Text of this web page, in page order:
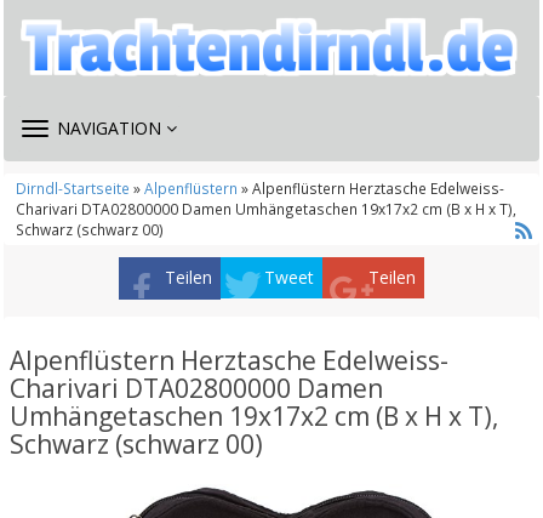
TOGGLE
NAVIGATION
Dirndl-Startseite »Alpenflüstern » Alpenflüstern Herztasche Edelweiss-
Charivari DTA02800000 Damen Umhängetaschen 19x17x2 cm (B x H x T),
Schwarz (schwarz 00)
Teilen Tweet Teilen
Alpenflüstern Herztasche Edelweiss-
Charivari DTA02800000 Damen
Umhängetaschen 19x17x2 cm (B x H x T),
Schwarz (schwarz 00)